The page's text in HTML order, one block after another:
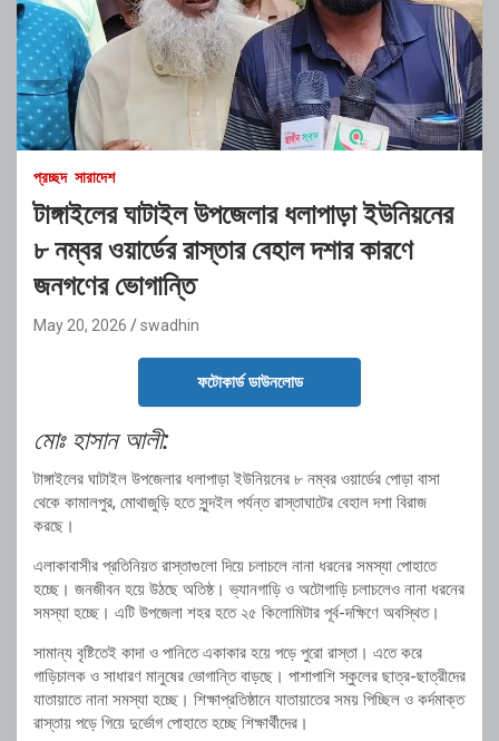
প্রচ্ছদ সারাদেশ
টাঙ্গাইলের ঘাটাইল উপজেলার ধলাপাড়া ইউনিয়নের
৮ নম্বর ওয়ার্ডের রাস্তার বেহাল দশার কারণে
জনগণের ভোগান্তি
May 20, 2026 swadhin
ফটোকার্ড ডাউনলোড
মোঃ হাসান আলী:
টাঙ্গাইলের ঘাটাইল উপজেলার ধলাপাড়া ইউনিয়নের ৮ নম্বর ওয়ার্ডের পোড়া বাসা
থেকে কামালপুর, মোথাজুড়ি হতে সুন্দইল পর্যন্ত রাস্তাঘাটের বেহাল দশা বিরাজ
করছে।
এলাকাবাসীর প্রতিনিয়ত রাস্তাগুলো দিয়ে চলাচলে নানা ধরনের সমস্যা পোহাতে
হচ্ছে। জনজীবন হয়ে উঠছে অতিষ্ঠ। ভ্যানগাড়ি ও অটোগাড়ি চলাচলেও নানা ধরনের
সমস্যা হচ্ছে। এটি উপজেলা শহর হতে ২৫ কিলোমিটার পূর্ব-দক্ষিণে অবস্থিত।
সামান্য বৃষ্টিতেই কাদা ও পানিতে একাকার হয়ে পড়ে পুরো রাস্তা। এতে করে
গাড়িচালক ও সাধারণ মানুষের ভোগান্তি বাড়ছে। পাশাপাশি স্কুলের ছাত্র-ছাত্রীদের
যাতায়াতে নানা সমস্যা হচ্ছে। শিক্ষাপ্রতিষ্ঠানে যাতায়াতের সময় পিচ্ছিল ও কর্দমাক্ত
রাস্তায় পড়ে গিয়ে দুর্ভোগ পোহাতে হচ্ছে শিক্ষার্থীদের।